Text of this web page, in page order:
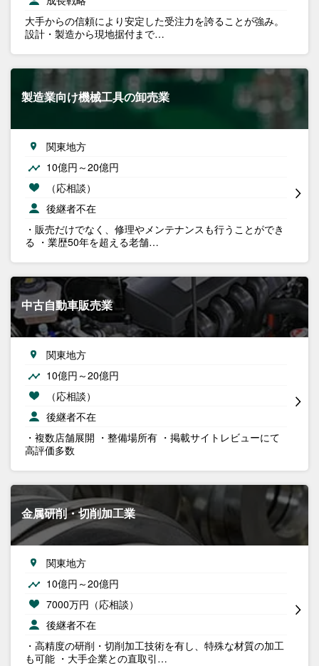
大手からの信頼により安定した受注力を誇ることが強み。
設計・製造から現地据付まで…
製造業向け機械工具の卸売業
関東地方
10億円～20億円
（応相談）
後継者不在
・販売だけでなく、修理やメンテナンスも行うことができ
る ・業歴50年を超える老舗…
中古自動車販売業
関東地方
10億円～20億円
（応相談）
後継者不在
・複数店舗展開 ・整備場所有 ・掲載サイトレビューにて
高評価多数
金属研削・切削加工業
関東地方
10億円～20億円
7000万円（応相談）
後継者不在
・高精度の研削・切削加工技術を有し、特殊な材質の加工
も可能 ・大手企業との直取引…